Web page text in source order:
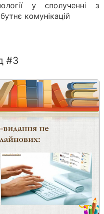
у сполученні з
комунікацій
#3